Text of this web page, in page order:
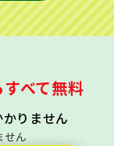
べて無料
りません
せん